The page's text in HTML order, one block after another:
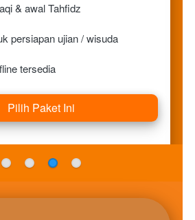
& awal Tahfidz
persiapan ujian / wisuda
tersedia
`Pilih Paket Ini